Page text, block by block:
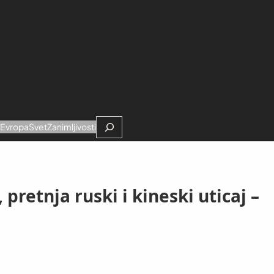
EvropaSvetZanimljivostiSearch
pretnja ruski i kineski uticaj –